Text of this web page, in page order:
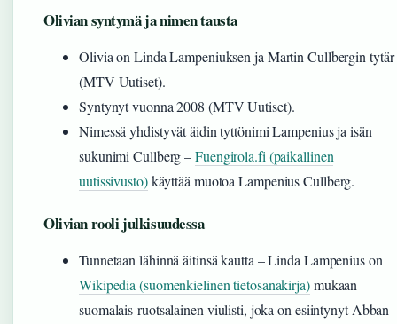
Olivian syntymä ja nimen tausta
Olivia on Linda Lampeniuksen ja Martin Cullbergin tytär
(MTV Uutiset).
Syntynyt vuonna 2008 (MTV Uutiset).
Nimessä yhdistyvät äidin tyttönimi Lampenius ja isän
sukunimi Cullberg –Fuengirola.fi (paikallinen
uutissivusto)käyttää muotoa Lampenius Cullberg.
Olivian rooli julkisuudessa
Tunnetaan lähinnä äitinsä kautta – Linda Lampenius on
Wikipedia (suomenkielinen tietosanakirja)mukaan
suomalais-ruotsalainen viulisti, joka on esiintynyt Abban